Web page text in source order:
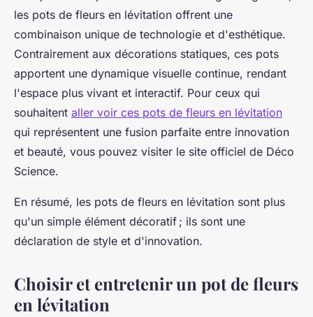
les pots de fleurs en lévitation offrent une
combinaison unique de technologie et d'esthétique.
Contrairement aux décorations statiques, ces pots
apportent une dynamique visuelle continue, rendant
l'espace plus vivant et interactif. Pour ceux qui
souhaitent aller voir ces pots de fleurs en lévitation
qui représentent une fusion parfaite entre innovation
et beauté, vous pouvez visiter le site officiel de Déco
Science.
En résumé, les pots de fleurs en lévitation sont plus
qu'un simple élément décoratif ; ils sont une
déclaration de style et d'innovation.
Choisir et entretenir un pot de fleurs
en lévitation